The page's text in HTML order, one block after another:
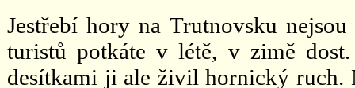
Jestřebí hory na Trutnovsku
turistů potkáte v létě, v zimě
desítkami ji ale živil hornický ruch.